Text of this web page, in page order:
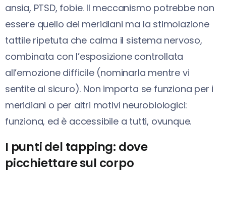
ansia, PTSD, fobie. Il meccanismo potrebbe non
essere quello dei meridiani ma la stimolazione
tattile ripetuta che calma il sistema nervoso,
combinata con l’esposizione controllata
all’emozione difficile (nominarla mentre vi
sentite al sicuro). Non importa se funziona per i
meridiani o per altri motivi neurobiologici:
funziona, ed è accessibile a tutti, ovunque.
I punti del tapping: dove
picchiettare sul corpo